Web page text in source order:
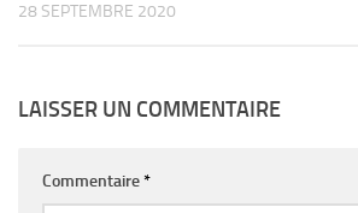
28 SEPTEMBRE 2020
LAISSER UN COMMENTAIRE
Commentaire*